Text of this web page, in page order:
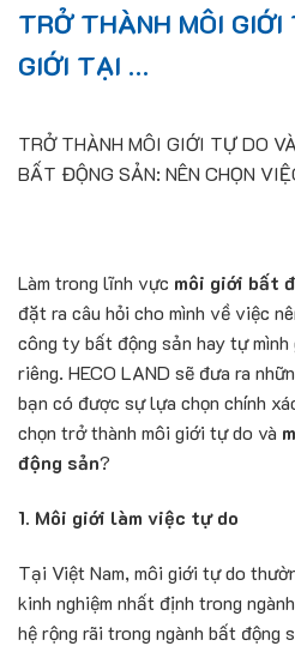
TRỞ THÀNH MÔI GIỚI
GIỚI TẠI …
TRỞ THÀNH MÔI GIỚI TỰ DO
BẤT ĐỘNG SẢN: NÊN CHỌN
Làm trong lĩnh vực môi giới bất
đặt ra câu hỏi cho mình về việc
công ty bất động sản hay tự mình
riêng. HECO LAND sẽ đưa ra
bạn có được sự lựa chọn chính
chọn trở thành môi giới tự do và
động sản?
1. Môi giới làm việc tự do
Tại Việt Nam, môi giới tự do
kinh nghiệm nhất định trong
hệ rộng rãi trong ngành bất động